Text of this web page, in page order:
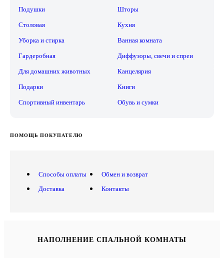
Подушки Шторы
Столовая Кухня
Уборка и стирка Ванная комната
Гардеробная Диффузоры, свечи и спреи
Для домашних животных Канцелярия
Подарки Книги
Спортивный инвентарь Обувь и сумки
ПОМОЩЬ ПОКУПАТЕЛЮ
Способы оплаты
Доставка
Обмен и возврат
Контакты
НАПОЛНЕНИЕ СПАЛЬНОЙ КОМНАТЫ